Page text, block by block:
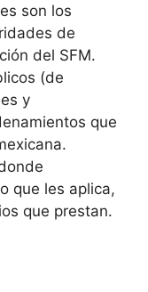
son los
de
del SFM.
(de
y
que
que les aplica,
que prestan.